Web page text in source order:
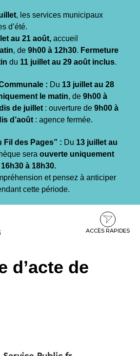
, les services municipaux
d’été.
au 21 août, accueil
, de 9h00 à 12h30. Fermeture
du 11 juillet au 29 août inclus.
: Du 13 juillet au 28
le matin, de 9h00 à
de juillet : ouverture de 9h00 à
d’août : agence fermée.
Fil des Pages” : Du 13 juillet au
sera ouverte uniquement
à 18h30.
et pensez à anticiper
cette période.
ACCÈS RAPIDES
d’acte de